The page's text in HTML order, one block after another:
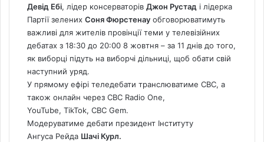
Девід Ебі, лідер консерваторів Джон Рустад і лідерка
Партії зелених Соня Фюрстенау обговорюватимуть
важливі для жителів провінції теми у телевізійних
дебатах з 18:30 до 20:00 8 жовтня – за 11 днів до того,
як виборці підуть на виборчі дільниці, щоб обати свій
наступний уряд.
У прямому ефірі теледебати транслюватиме CBC, а
також онлайн через CBC Radio One,
YouTube, TikTok, CBC Gem.
Модеруватиме дебати президент Інституту
Ангуса Рейда Шачі Курл.